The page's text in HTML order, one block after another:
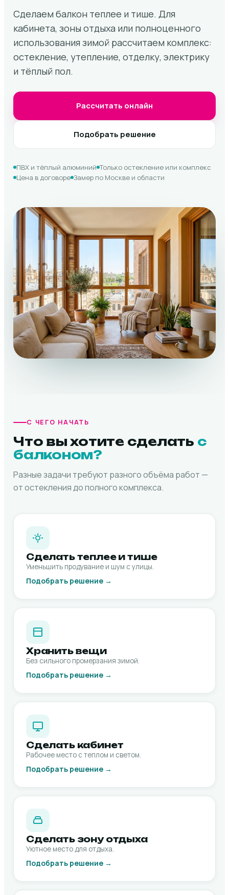
Сделаем балкон теплее и тише. Для
кабинета, зоны отдыха или полноценного
использования зимой рассчитаем комплекс:
остекление, утепление, отделку, электрику
и тёплый пол.
Рассчитать онлайн
Подобрать решение
ПВХ и тёплый алюминий Только остекление или комплекс
Цена в договоре Замер по Москве и области
С ЧЕГО НАЧАТЬ
Что вы хотите сделать с
балконом?
Разные задачи требуют разного объёма работ —
от остекления до полного комплекса.
Сделать теплее и тише
Уменьшить продувание и шум с улицы.
Подобрать решение →
Хранить вещи
Без сильного промерзания зимой.
Подобрать решение →
Сделать кабинет
Рабочее место с теплом и светом.
Подобрать решение →
Сделать зону отдыха
Уютное место для отдыха.
Подобрать решение →